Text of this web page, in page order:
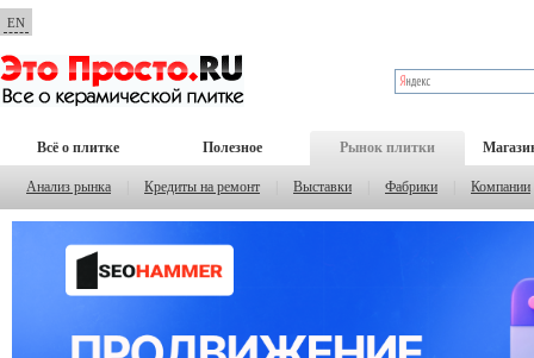
EN
Всё о плитке Полезное Рынок плитки
Анализ рынка Кредиты на ремонт Выставки Фабрики Компании